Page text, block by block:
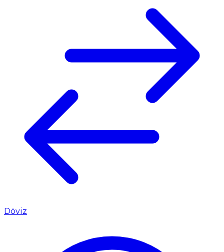
Döviz